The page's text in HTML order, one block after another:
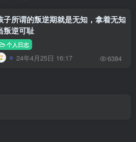
子所谓的叛逆期就是无知，拿着无知
叛逆可耻
个人日志
24年4月25日 16:17 6384